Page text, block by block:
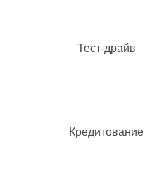
Тест-драйв
Кредитование